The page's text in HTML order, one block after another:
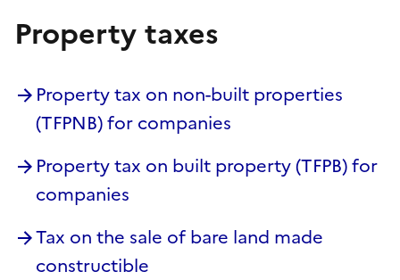
Property taxes
Property tax on non-built properties
(TFPNB) for companies
Property tax on built property (TFPB) for
companies
Tax on the sale of bare land made
constructible